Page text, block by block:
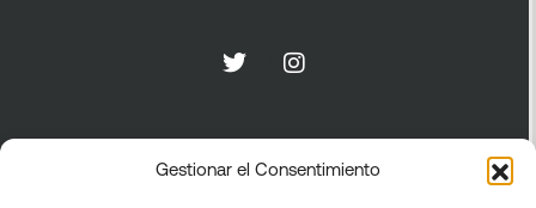
Gestionar el Consentimiento
Privacidad